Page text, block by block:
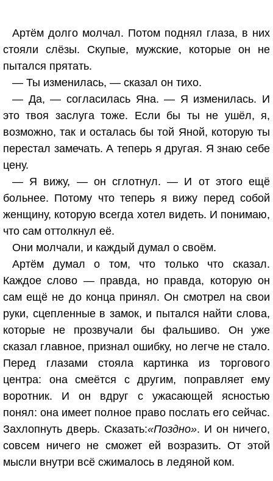
Артём долго молчал. Потом поднял глаза, в них
стояли слёзы. Скупые, мужские, которые он не
пытался прятать.
— Ты изменилась, — сказал он тихо.
— Да, — согласилась Яна. — Я изменилась. И
это твоя заслуга тоже. Если бы ты не ушёл, я,
возможно, так и осталась бы той Яной, которую ты
перестал замечать. А теперь я другая. Я знаю себе
цену.
— Я вижу, — он сглотнул. — И от этого ещё
больнее. Потому что теперь я вижу перед собой
женщину, которую всегда хотел видеть. И понимаю,
что сам оттолкнул её.
Они молчали, и каждый думал о своём.
Артём думал о том, что только что сказал.
Каждое слово — правда, но правда, которую он
сам ещё не до конца принял. Он смотрел на свои
руки, сцепленные в замок, и пытался найти слова,
которые не прозвучали бы фальшиво. Он уже
сказал главное, признал ошибку, но легче не стало.
Перед глазами стояла картинка из торгового
центра: она смеётся с другим, поправляет ему
воротник. И он вдруг с ужасающей ясностью
понял: она имеет полное право послать его сейчас.
Захлопнуть дверь. Сказать:«Поздно». И он ничего,
совсем ничего не сможет ей возразить. От этой
мысли внутри всё сжималось в ледяной ком.